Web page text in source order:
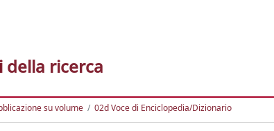
ricerca
su volume 02d Voce di Enciclopedia/Dizionario